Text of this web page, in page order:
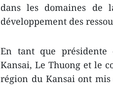
dans les domaines de
développement des
En tant que présidente
Kansai, Le Thuong et le
région du Kansai ont